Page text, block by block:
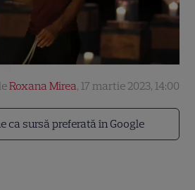
ca sursă preferată în Google
Roxana Mirea, 17 martie 2023, 14:00